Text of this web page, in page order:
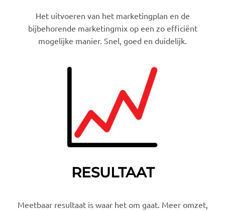
Het uitvoeren van het marketingplan en de
bijbehorende marketingmix op een zo efficiënt
mogelijke manier. Snel, goed en duidelijk.
RESULTAAT
Meetbaar resultaat is waar het om gaat. Meer omzet,